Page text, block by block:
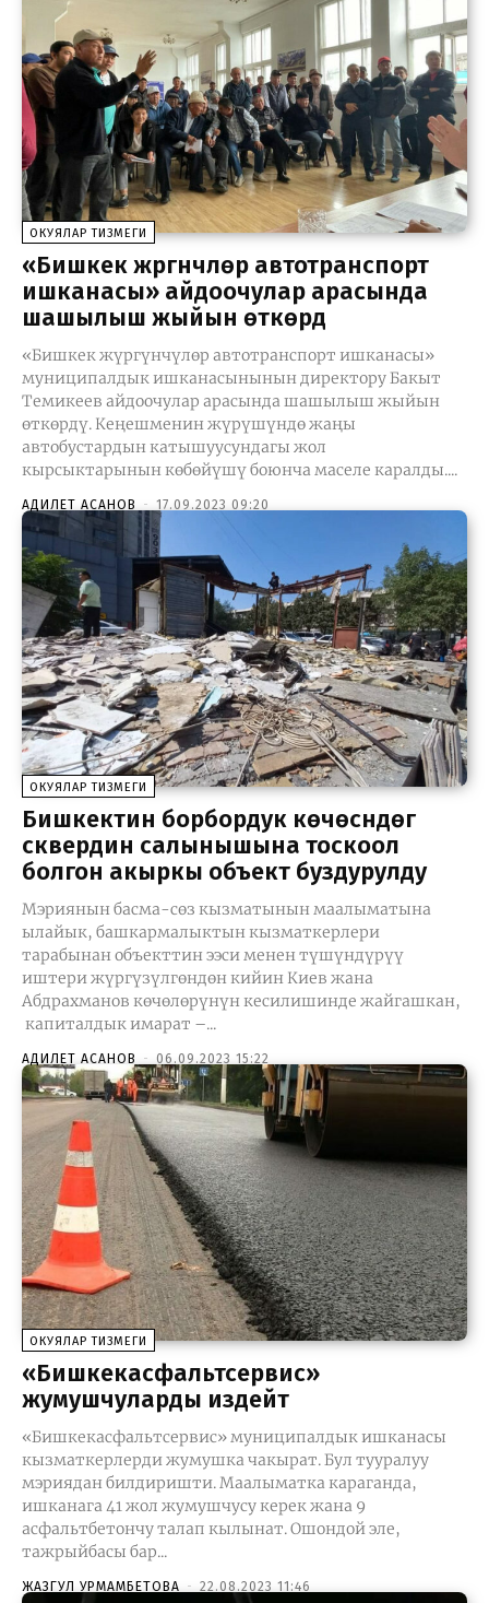
ОКУЯЛАР ТИЗМЕГИ
«Бишкек жүргүнчүлөр автотранспорт
ишканасы» айдоочулар арасында
шашылыш жыйын өткөрдү
«Бишкек жүргүнчүлөр автотранспорт ишканасы»
муниципалдык ишканасынынын директору Бакыт
Темикеев айдоочулар арасында шашылыш жыйын
өткөрдү. Кеңешменин жүрүшүндө жаңы
автобустардын катышуусундагы жол
кырсыктарынын көбөйүшү боюнча маселе каралды....
АДИЛЕТ АСАНОВ - 17.09.2023 09:20
ОКУЯЛАР ТИЗМЕГИ
Бишкектин борбордук көчөсүндөгү
сквердин салынышына тоскоол
болгон акыркы объект буздурулду
Мэриянын басма-сөз кызматынын маалыматына
ылайык, башкармалыктын кызматкерлери
тарабынан объекттин ээси менен түшүндүрүү
иштери жүргүзүлгөндөн кийин Киев жана
Абдрахманов көчөлөрүнүн кесилишинде жайгашкан,
капиталдык имарат –...
АДИЛЕТ АСАНОВ - 06.09.2023 15:22
ОКУЯЛАР ТИЗМЕГИ
«Бишкекасфальтсервис»
жумушчуларды издейт
«Бишкекасфальтсервис» муниципалдык ишканасы
кызматкерлерди жумушка чакырат. Бул тууралуу
мэриядан билдиришти. Маалыматка караганда,
ишканага 41 жол жумушчусу керек жана 9
асфальтбетончу талап кылынат. Ошондой эле,
тажрыйбасы бар...
ЖАЗГУЛ УРМАМБЕТОВА - 22.08.2023 11:46